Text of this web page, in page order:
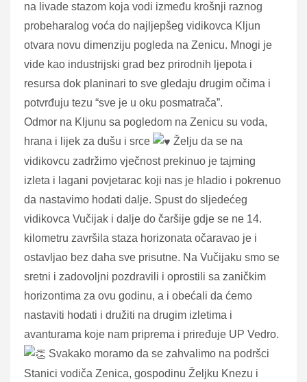
na livade stazom koja vodi između krošnji raznog
probeharalog voća do najljepšeg vidikovca Kljun
otvara novu dimenziju pogleda na Zenicu. Mnogi je
vide kao industrijski grad bez prirodnih ljepota i
resursa dok planinari to sve gledaju drugim očima i
potvrđuju tezu “sve je u oku posmatrača”.
Odmor na Kljunu sa pogledom na Zenicu su voda,
hrana i lijek za dušu i srce
Želju da se na
vidikovcu zadržimo vječnost prekinuo je tajming
izleta i lagani povjetarac koji nas je hladio i pokrenuo
da nastavimo hodati dalje. Spust do sljedećeg
vidikovca Vučijak i dalje do čaršije gdje se ne 14.
kilometru završila staza horizonata očaravao je i
ostavljao bez daha sve prisutne. Na Vučijaku smo se
sretni i zadovoljni pozdravili i oprostili sa zaničkim
horizontima za ovu godinu, a i obećali da ćemo
nastaviti hodati i družiti na drugim izletima i
avanturama koje nam priprema i priređuje UP Vedro.
Svakako moramo da se zahvalimo na podršci
Stanici vodiča Zenica, gospodinu Željku Knezu i